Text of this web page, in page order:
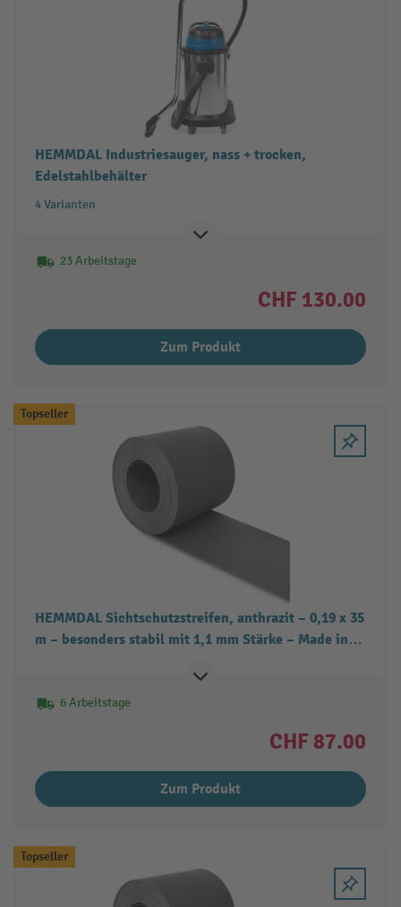
HEMMDAL Industriesauger, nass + trocken,
Edelstahlbehälter
4 Varianten
23 Arbeitstage
CHF 130.00
Zum Produkt
Topseller
HEMMDAL Sichtschutzstreifen, anthrazit – 0,19 x 35
m – besonders stabil mit 1,1 mm Stärke – Made in
Doppelstabmattenzaun – recyclingfähig
6 Arbeitstage
CHF 87.00
Zum Produkt
Topseller